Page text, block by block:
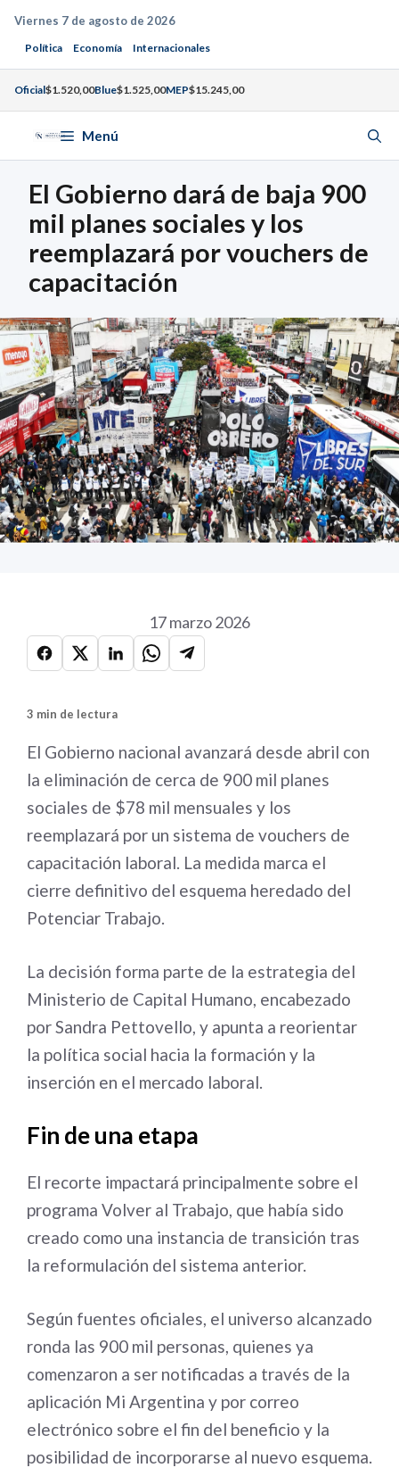
Saltar
contenido
Viernes 7 de agosto de 2026
Política Economía Internacionales
Oficial$1.520,00Blue$1.525,00MEP$15.245,00
Menú
El Gobierno dará de baja 900
mil planes sociales y los
reemplazará por vouchers de
capacitación
17 marzo 2026
3 min de lectura
El Gobierno nacional avanzará desde abril con
la eliminación de cerca de 900 mil planes
sociales de $78 mil mensuales y los
reemplazará por un sistema de vouchers de
capacitación laboral. La medida marca el
cierre definitivo del esquema heredado del
Potenciar Trabajo.
La decisión forma parte de la estrategia del
Ministerio de Capital Humano, encabezado
por Sandra Pettovello, y apunta a reorientar
la política social hacia la formación y la
inserción en el mercado laboral.
Fin de una etapa
El recorte impactará principalmente sobre el
programa Volver al Trabajo, que había sido
creado como una instancia de transición tras
la reformulación del sistema anterior.
Según fuentes oficiales, el universo alcanzado
ronda las 900 mil personas, quienes ya
comenzaron a ser notificadas a través de la
aplicación Mi Argentina y por correo
electrónico sobre el fin del beneficio y la
posibilidad de incorporarse al nuevo esquema.